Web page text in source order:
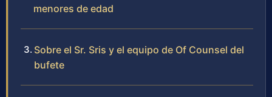
menores de edad
Sobre el Sr. Sris y el equipo de Of Counsel del
bufete